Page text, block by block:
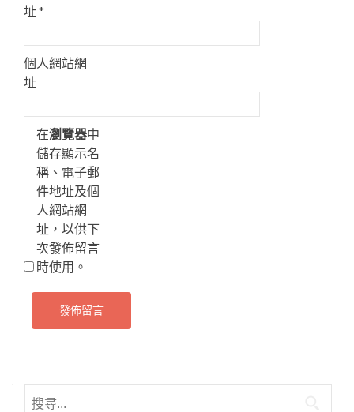
址*
個人網站網
址
在瀏覽器中
儲存顯示名
稱、電子郵
件地址及個
人網站網
址，以供下
次發佈留言
時使用。